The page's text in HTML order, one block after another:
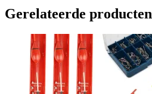
Gerelateerde producten